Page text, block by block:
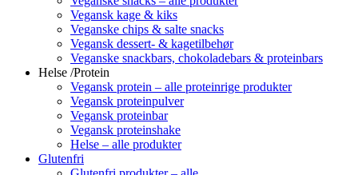
Vegansk kage & kiks
Veganske chips & salte snacks
Vegansk dessert- & kagetilbehør
Veganske snackbars, chokoladebars & proteinbars
Helse /Protein
Vegansk protein – alle proteinrige produkter
Vegansk proteinpulver
Vegansk proteinbar
Vegansk proteinshake
Helse – alle produkter
Glutenfri